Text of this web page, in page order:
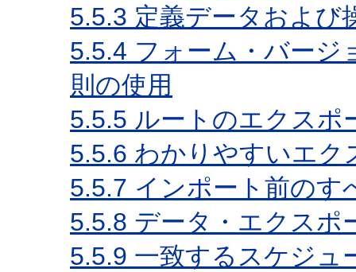
5.5.3 定義データおよび
5.5.4 フォーム・バージ
則の使用
5.5.5 ルートのエクスポ
5.5.6 わかりやすいエク
5.5.7 インポート前のす
5.5.8 データ・エクスポ
5.5.9 一致するスケジュ